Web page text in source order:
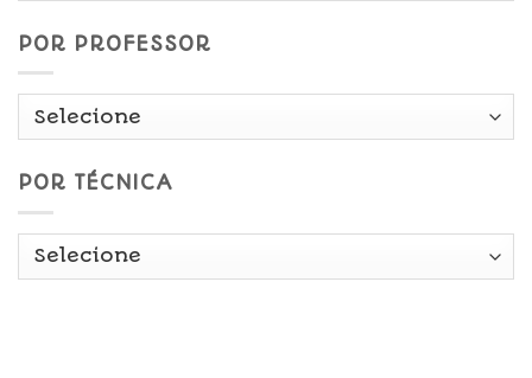
POR PROFESSOR
POR TÉCNICA